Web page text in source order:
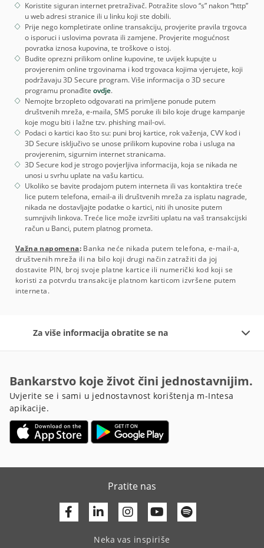
Koristite siguran internet pretraživač. Potražite slovo “s” nakon “http”
u web adresi stranice ili u linku koji ste dobili.
Prije nego kompletirate online transakciju, provjerite pravila trgovca
o isporuci i uslovima povrata ili zamjene. Provjerite mogućnost
povratka iznosa kupovina, te troškove o istoj.
Budite oprezni prilikom online kupovine, te uvijek kupujte u
provjerenim online trgovinama i kod trgovaca kojima vjerujete, koji
podržavaju 3D Secure program. Više informacija o 3D secure
programu pronađite ovdje.
Nemojte brzopleto odgovarati na primljene ponude putem
društvenih mreža, e-maila, SMS poruke ili bilo koje druge kampanje
koje mogu biti i lažne tzv. phishing mail-ovi.
Podaci o kartici kao što su: puni broj kartice, rok važenja, CVV kod i
3D Secure isključivo se unose prilikom kupovine roba i usluga na
provjerenim, sigurnim internet stranicama.
3D Secure kod je strogo povjerljiva informacija, koja se nikada ne
unosi u svrhu uplate na vašu karticu.
Ukoliko se bavite prodajom putem interneta ili vas kontaktira treće
lice putem telefona, email-a ili društvenih mreža za isplatu nagrade,
nikada ne dostavljajte podatke o kartici, niti ih unosite putem
sumnjivih linkova. Treće lice može izvršiti uplatu na vaš transakcijski
račun u Banci, putem platnog prometa.
Važna napomena: Banka neće nikada putem telefona, e-mail-a,
društvenih mreža ili na bilo koji drugi način zatražiti da joj
dostavite PIN, broj svoje platne kartice ili numerički kod koji se
koristi za potvrdu transakcije platnom karticom izvršene putem
interneta.
Za više informacija obratite se na
Bankarstvo koje život čini jednostavnijim.
Uvjerite se i sami u jednostavnost korištenja m-Intesa
apikacije.
Pratite nas
Facebook
Linkedin Youtube
Neka vas inspiriše